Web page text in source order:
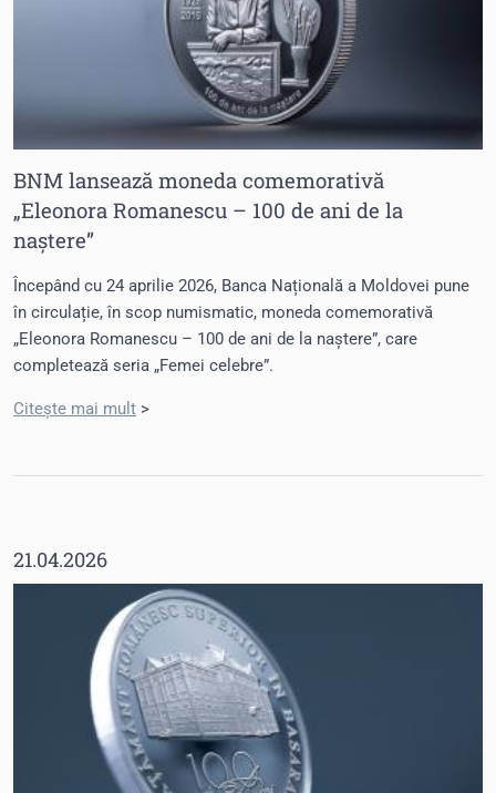
BNM lansează moneda comemorativă
„Eleonora Romanescu – 100 de ani de la
naștere”
Începând cu 24 aprilie 2026, Banca Națională a Moldovei pune
în circulație, în scop numismatic, moneda comemorativă
„Eleonora Romanescu – 100 de ani de la naștere”, care
completează seria „Femei celebre”.
Citește mai mult >
21.04.2026